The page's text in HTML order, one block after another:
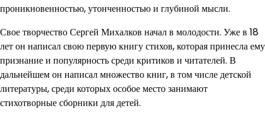
проникновенностью, утонченностью и глубиной мысли.
Свое творчество Сергей Михалков начал в молодости. Уже в 18
лет он написал свою первую книгу стихов, которая принесла ему
признание и популярность среди критиков и читателей. В
дальнейшем он написал множество книг, в том числе детской
литературы, среди которых особое место занимают
стихотворные сборники для детей.